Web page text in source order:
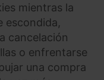
mientras la
escondida,
cancelación
o enfrentarse
una compra